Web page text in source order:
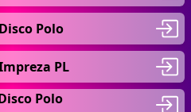
Polo
PL
Polo